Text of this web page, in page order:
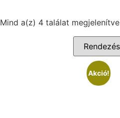
Mind a(z) 4 találat megjelenítve
Akció!